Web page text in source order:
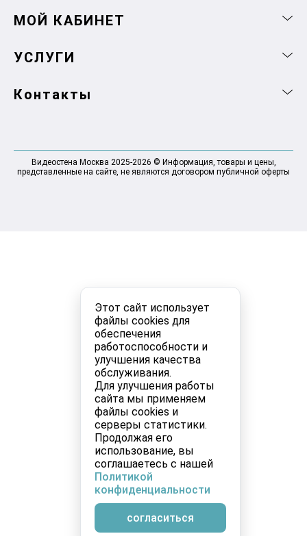
Этот сайт использует
файлы cookies для
обеспечения
работоспособности и
улучшения качества
обслуживания.
Для улучшения работы
сайта мы применяем
файлы cookies и
серверы статистики.
Продолжая его
использование, вы
соглашаетесь с нашей
Политикой
конфиденциальности
согласиться
МОЙ КАБИНЕТ
УСЛУГИ
Контакты
Видеостена Москва 2025-2026 © Информация, товары и цены,
представленные на сайте, не являются договором публичной оферты